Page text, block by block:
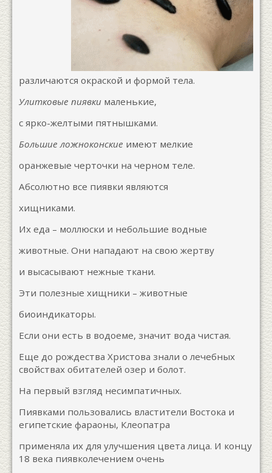
различаются окраской и формой тела.
Улитковые пиявки маленькие,
с ярко-желтыми пятнышками.
Большие ложноконские имеют мелкие
оранжевые черточки на черном теле.
Абсолютно все пиявки являются
хищниками.
Их еда – моллюски и небольшие водные
животные. Они нападают на свою жертву
и высасывают нежные ткани.
Эти полезные хищники – животные
биоиндикаторы.
Если они есть в водоеме, значит вода чистая.
Еще до рождества Христова знали о лечебных
свойствах обитателей озер и болот.
На первый взгляд несимпатичных.
Пиявками пользовались властители Востока и
египетские фараоны, Клеопатра
применяла их для улучшения цвета лица. И концу
18 века пиявколечением очень